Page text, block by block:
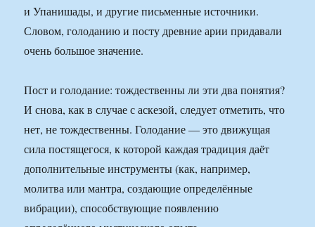
и Упанишады, и другие письменные источники.
Словом, голоданию и посту древние арии придавали
очень большое значение.
Пост и голодание: тождественны ли эти два понятия?
И снова, как в случае с аскезой, следует отметить, что
нет, не тождественны. Голодание — это движущая
сила постящегося, к которой каждая традиция даёт
дополнительные инструменты (как, например,
молитва или мантра, создающие определённые
вибрации), способствующие появлению